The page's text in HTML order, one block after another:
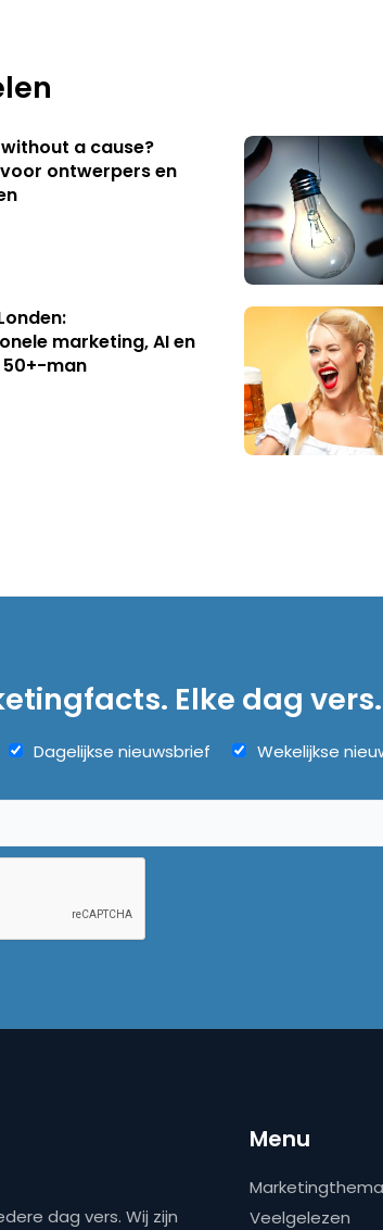
a cause?
ontwerpers en
marketing, AI en
50+-man
Elke dag
Dagelijkse nieuwsbrief Wekelijkse
dag vers. Wij zijn
Menu
Veelgelezen